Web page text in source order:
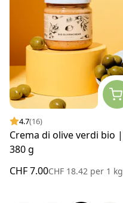
4.7(16)
Crema di olive verdi bio |
380 g
CHF 7.00CHF 18.42 per 1 kg